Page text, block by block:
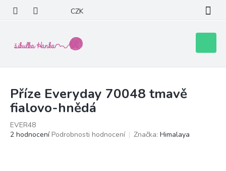
obsah
CZK
košík
Příze Everyday 70048 tmavě
fialovo-hnědá
EVER48
Průměrné
2 hodnocení Podrobnosti hodnocení Značka: Himalaya